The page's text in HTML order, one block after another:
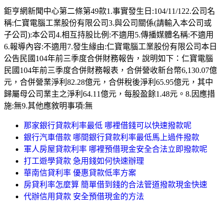
鉅亨網新聞中心第二條第49款1.事實發生日:104/11/122.公司名
稱:仁寶電腦工業股份有限公司3.與公司關係(請輸入本公司或
子公司):本公司4.相互持股比例:不適用5.傳播媒體名稱:不適用
6.報導內容:不適用7.發生緣由:仁寶電腦工業股份有限公司本日
公告民國104年前三季度合併財務報告，說明如下：仁寶電腦
民國104年前三季度合併財務報表，合併營收新台幣6,130.07億
元，合併營業淨利82.28億元，合併稅後淨利65.95億元，其中
歸屬母公司業主之淨利64.11億元，每股盈餘1.48元。8.因應措
施:無9.其他應敘明事項:無
那家銀行貸款利率最低 哪裡借錢可以快速撥款呢
銀行汽車借款 哪間銀行貸款利率最低馬上過件撥款
軍人房屋貸款利率 哪裡預借現金安全合法立即撥款呢
打工遊學貸款 急用錢如何快速辦理
華南信貸利率 優惠貸款低率方案
房貸利率怎麼算 簡單借到錢的合法管道撥款現金快速
代辦信用貸款 安全預借現金的方法